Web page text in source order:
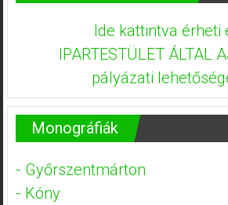
Ide kattintva érheti
IPARTESTÜLET ÁLTAL
pályázati
Monográfiák
- Győrszentmárton
- Kóny